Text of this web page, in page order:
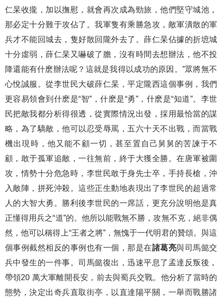
仁杲收攏，加以撫慰，就會再次成為勁旅，他們堅守城池，
那必定十分難于攻佔了。我軍隻有乘勝急攻，敵軍潰散的軍
兵才不能回城去，隻好散回隴外去了。薛仁杲佔據的折墌城
十分虛弱，薛仁杲又嚇破了膽，沒有時間去想辦法，他不投
降還能有什麽辦法呢？這就是我得以成功的原因。”眾將無不
心悅誠服。從李世民大破薛仁杲，平定隴西這個事例，我們
更容易領會到什麽是“智”，什麽是“勇”，什麽是“知道”。李世
民把敵我都分析得很透，從實際情況出發，採用最恰當的謀
略，為了驕敵，他可以忍受辱罵，五六十天不出戰，而當戰
機出現時，他又能不顧一切，甚至置自己舅舅的苦諫于不
顧，敢于孤軍追敵，一往無前，終于大獲全勝。在唐軍被圍
攻，情勢十分危急時，李世民敢于身先士卒，手持長槍，沖
入敵陣，拼死沖殺。這些正生動地表現出了李世民的超過常
人的大智大勇。勝利後李世民的一席話，更充分說明他是真
正懂得用兵之“道”的。他所以能戰無不勝，攻無不克，絕非偶
然，他可以稱得上“王者之將”，無愧于一代明君的贊頌。與這
個事例截然相反的事例也有一個，那是在諸葛亮與司馬懿交
兵中發生的一件事。司馬懿復出，迅速平息了孟達反叛後，
帶領20 萬大軍離開長安，前去與蜀兵交戰。他分析了當時的
態勢，決定出奇兵直取街亭，以直達陽平關，一舉而戰勝諸